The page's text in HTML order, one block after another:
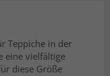
Teppiche in der
eine vielfältige
diese Größe